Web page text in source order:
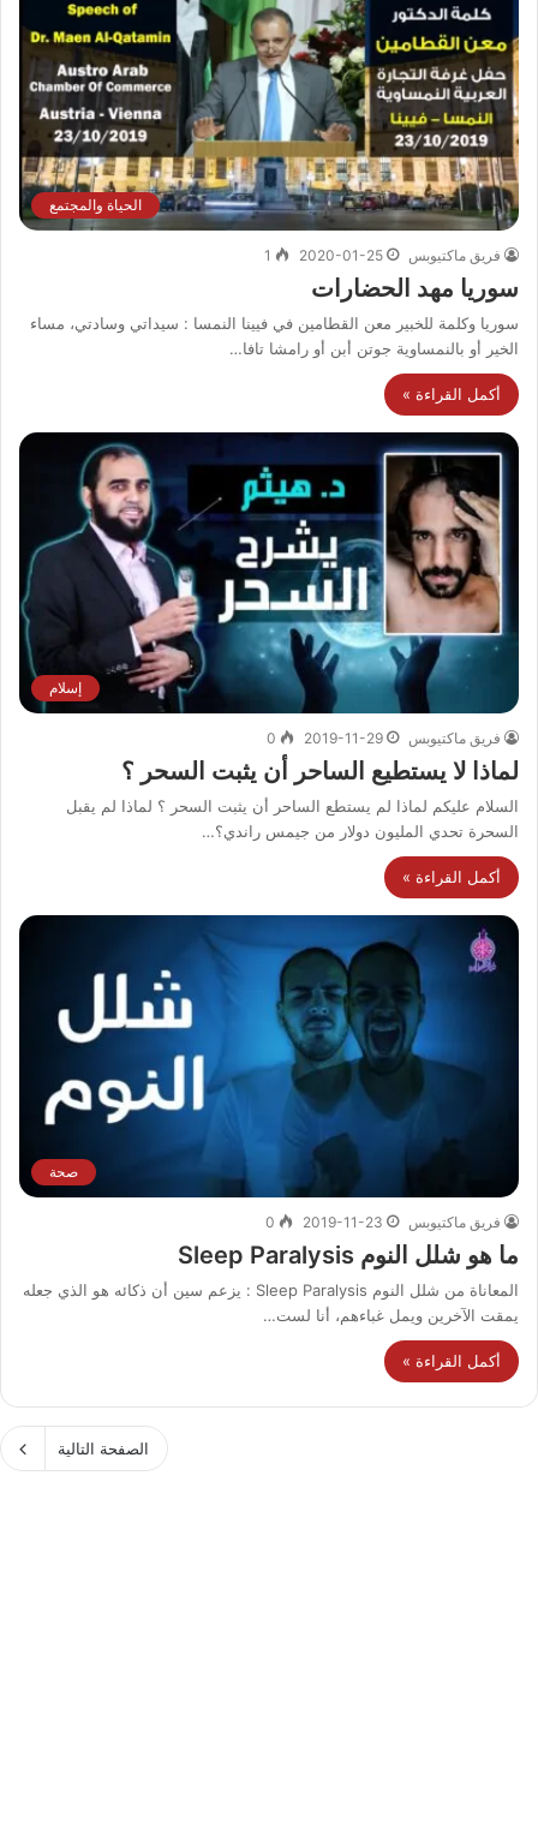
الحياة والمجتمع
فريق ماكتيوبس 2020-01-25
1
سوريا مهد الحضارات
سوريا وكلمة للخبير معن القطامين في فيينا النمسا : سيداتي وسادتي، مساء
الخير أو بالنمساوية جوتن أبن أو رامشا تافا…
أكمل القراءة »
إسلام
فريق ماكتيوبس 2019-11-29
0
لماذا لا يستطيع الساحر أن يثبت السحر ؟
السلام عليكم لماذا لم يستطع الساحر أن يثبت السحر ؟ لماذا لم يقبل
السحرة تحدي المليون دولار من جيمس راندي؟…
أكمل القراءة »
صحة
فريق ماكتيوبس 2019-11-23
0
ما هو شلل النوم Sleep Paralysis
المعاناة من شلل النوم Sleep Paralysis : يزعم سين أن ذكائه هو الذي جعله
يمقت الآخرين ويمل غباءهم، أنا لست…
أكمل القراءة »
الصفحة التالية